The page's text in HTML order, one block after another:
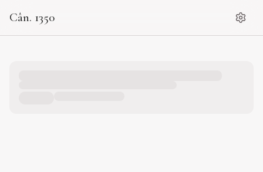
Cân. 1350